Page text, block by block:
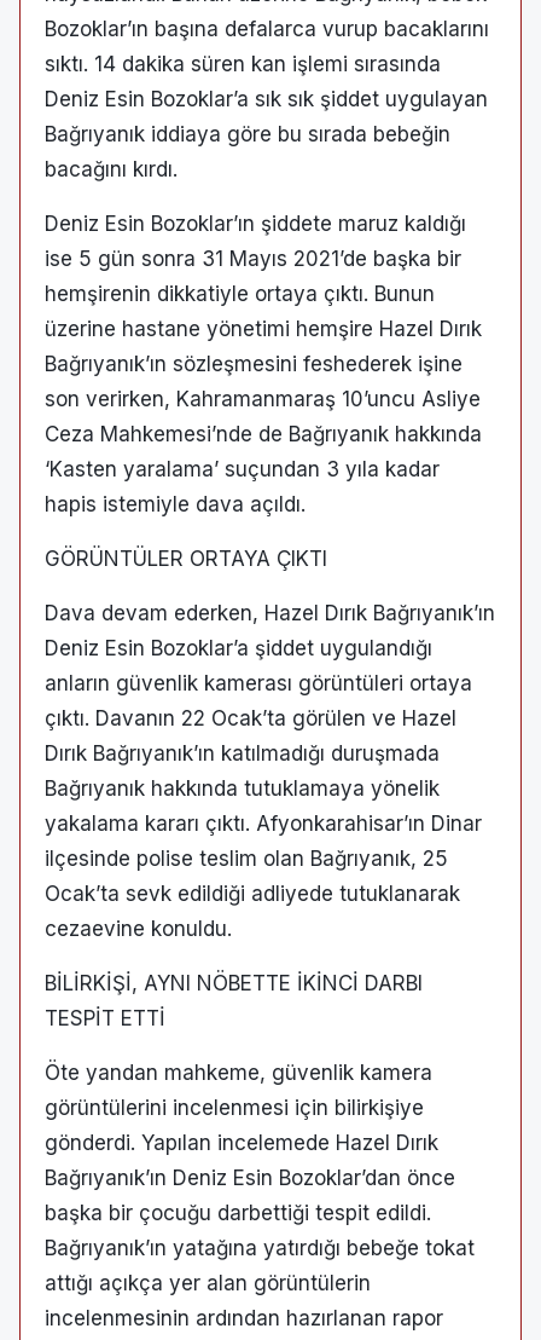
Bozoklar’ın başına defalarca vurup bacaklarını
sıktı. 14 dakika süren kan işlemi sırasında
Deniz Esin Bozoklar’a sık sık şiddet uygulayan
Bağrıyanık iddiaya göre bu sırada bebeğin
bacağını kırdı.
Deniz Esin Bozoklar’ın şiddete maruz kaldığı
ise 5 gün sonra 31 Mayıs 2021’de başka bir
hemşirenin dikkatiyle ortaya çıktı. Bunun
üzerine hastane yönetimi hemşire Hazel Dırık
Bağrıyanık’ın sözleşmesini feshederek işine
son verirken, Kahramanmaraş 10’uncu Asliye
Ceza Mahkemesi’nde de Bağrıyanık hakkında
‘Kasten yaralama’ suçundan 3 yıla kadar
hapis istemiyle dava açıldı.
GÖRÜNTÜLER ORTAYA ÇIKTI
Dava devam ederken, Hazel Dırık Bağrıyanık’ın
Deniz Esin Bozoklar’a şiddet uygulandığı
anların güvenlik kamerası görüntüleri ortaya
çıktı. Davanın 22 Ocak’ta görülen ve Hazel
Dırık Bağrıyanık’ın katılmadığı duruşmada
Bağrıyanık hakkında tutuklamaya yönelik
yakalama kararı çıktı. Afyonkarahisar’ın Dinar
ilçesinde polise teslim olan Bağrıyanık, 25
Ocak’ta sevk edildiği adliyede tutuklanarak
cezaevine konuldu.
BİLİRKİŞİ, AYNI NÖBETTE İKİNCİ DARBI
TESPİT ETTİ
Öte yandan mahkeme, güvenlik kamera
görüntülerini incelenmesi için bilirkişiye
gönderdi. Yapılan incelemede Hazel Dırık
Bağrıyanık’ın Deniz Esin Bozoklar’dan önce
başka bir çocuğu darbettiği tespit edildi.
Bağrıyanık’ın yatağına yatırdığı bebeğe tokat
attığı açıkça yer alan görüntülerin
incelenmesinin ardından hazırlanan rapor